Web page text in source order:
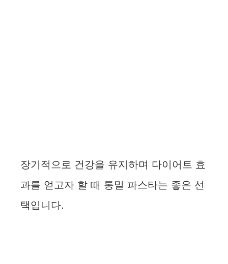
장기적으로 건강을 유지하며 다이어트 효
과를 얻고자 할 때 통밀 파스타는 좋은 선
택입니다.